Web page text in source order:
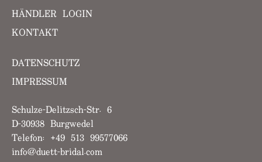
HÄNDLER LOGIN
KONTAKT
DATENSCHUTZ
IMPRESSUM
Schulze-Delitzsch-Str. 6
D-30938 Burgwedel
Telefon: +49 513 99577066
info@duett-bridal.com